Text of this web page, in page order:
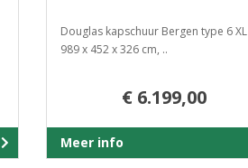
Douglas kapschuur Bergen type 6 XL
989 x 452 x 326 cm, ..
€ 6.199,00
Meer info